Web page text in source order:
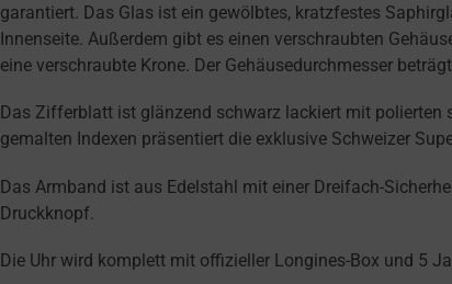
garantiert. Das Glas ist ein gewölbtes, kratzfestes
Innenseite. Außerdem gibt es einen verschraubten
eine verschraubte Krone. Der Gehäusedurchmesser
Das Zifferblatt ist glänzend schwarz lackiert mit polierten
gemalten Indexen präsentiert die exklusive Schweizer
Das Armband ist aus Edelstahl mit einer Dreifach-
Druckknopf.
Die Uhr wird komplett mit offizieller Longines-Box und 5